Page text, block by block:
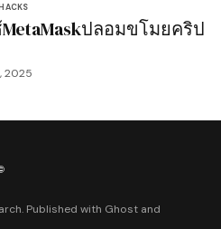
ปลอมขโมยคริป
2025
Published with Ghost and